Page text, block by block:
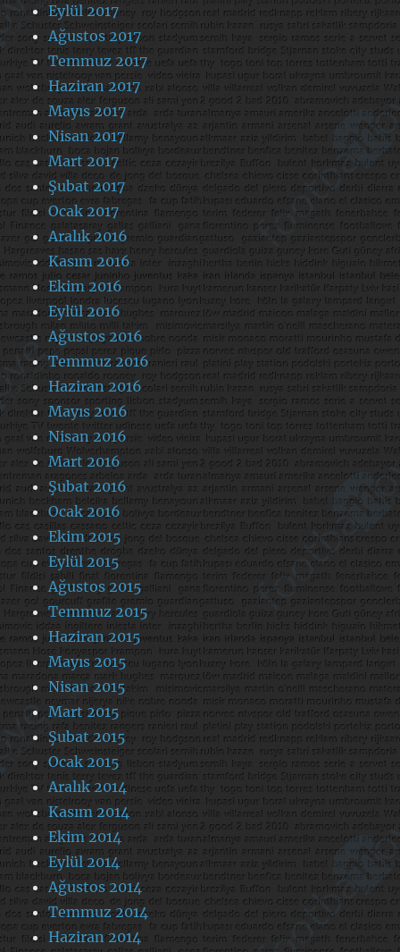
Eylül 2017
Ağustos 2017
Temmuz 2017
Haziran 2017
Mayıs 2017
Nisan 2017
Mart 2017
Şubat 2017
Ocak 2017
Aralık 2016
Kasım 2016
Ekim 2016
Eylül 2016
Ağustos 2016
Temmuz 2016
Haziran 2016
Mayıs 2016
Nisan 2016
Mart 2016
Şubat 2016
Ocak 2016
Ekim 2015
Eylül 2015
Ağustos 2015
Temmuz 2015
Haziran 2015
Mayıs 2015
Nisan 2015
Mart 2015
Şubat 2015
Ocak 2015
Aralık 2014
Kasım 2014
Ekim 2014
Eylül 2014
Ağustos 2014
Temmuz 2014
Haziran 2014